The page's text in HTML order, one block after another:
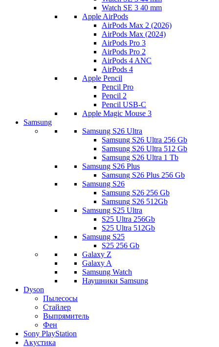
Watch SE 3 40 mm
Apple AirPods
AirPods Max 2 (2026)
AirPods Max (2024)
AirPods Pro 3
AirPods Pro 2
AirPods 4 ANC
AirPods 4
Apple Pencil
Pencil Pro
Pencil 2
Pencil USB-C
Apple Magic Mouse 3
Samsung
Samsung S26 Ultra
Samsung S26 Ultra 256 Gb
Samsung S26 Ultra 512 Gb
Samsung S26 Ultra 1 Tb
Samsung S26 Plus
Samsung S26 Plus 256 Gb
Samsung S26
Samsung S26 256 Gb
Samsung S26 512Gb
Samsung S25 Ultra
S25 Ultra 256Gb
S25 Ultra 512Gb
Samsung S25
S25 256 Gb
Galaxy Z
Galaxy A
Samsung Watch
Наушники Samsung
Dyson
Пылесосы
Стайлер
Выпрямитель
Фен
Sony PlayStation
Акустика